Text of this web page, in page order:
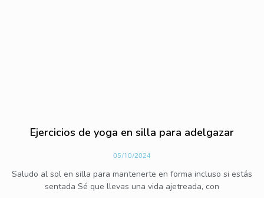
Ejercicios de yoga en silla para adelgazar
05/10/2024
Saludo al sol en silla para mantenerte en forma incluso si estás
sentada Sé que llevas una vida ajetreada, con